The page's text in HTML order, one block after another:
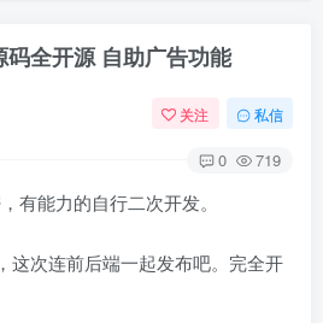
全开源 自助广告功能
关注 私信
0 719
有能力的自行二次开发。
这次连前后端一起发布吧。完全开